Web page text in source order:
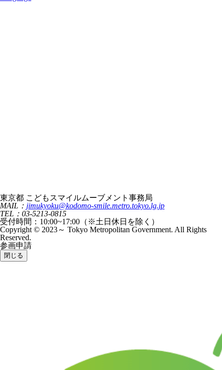
東京都 こどもスマイルムーブメント事務局
MAIL： jimukyoku@kodomo-smile.metro.tokyo.lg.jp
TEL：03-5213-0815
受付時間：10:00~17:00（※土日休日を除く）
Copyright © 2023～ Tokyo Metropolitan Government. All Rights
Reserved.
参画申請
閉じる